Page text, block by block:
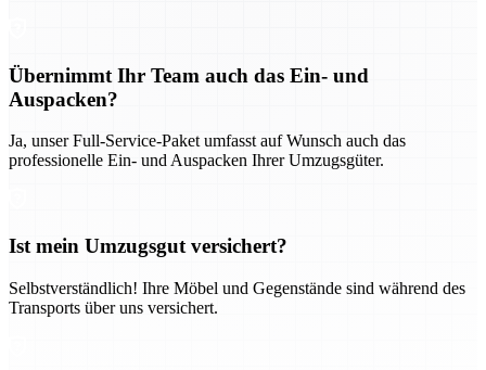
Übernimmt Ihr Team auch das Ein- und
Auspacken?
Ja, unser Full-Service-Paket umfasst auf Wunsch auch das
professionelle Ein- und Auspacken Ihrer Umzugsgüter.
Ist mein Umzugsgut versichert?
Selbstverständlich! Ihre Möbel und Gegenstände sind während des
Transports über uns versichert.